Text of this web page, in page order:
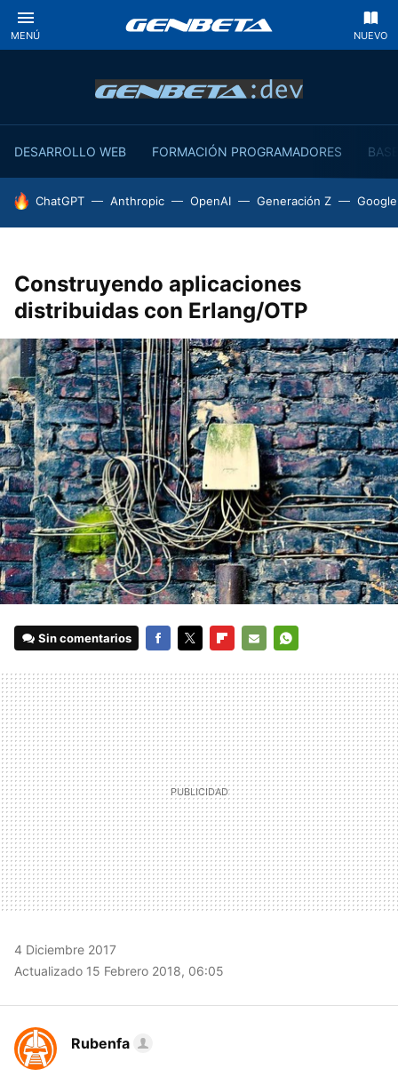
MENÚ NUEVO
DESARROLLO WEB FORMACIÓN PROGRAMADORES
HOY SE HABLA DE
ChatGPT Anthropic OpenAI Generación Z
Construyendo aplicaciones
distribuidas con Erlang/OTP
Sin comentarios
MAIL
4 Diciembre 2017
Actualizado 15 Febrero 2018, 06:05
Rubenfa